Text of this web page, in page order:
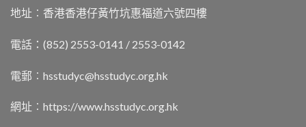
地址︰香港香港仔黃竹坑惠福道六號四樓
電話：(852) 2553-0141 / 2553-0142
電郵︰ hsstudyc@hsstudyc.org.hk
網址︰ https://www.hsstudyc.org.hk